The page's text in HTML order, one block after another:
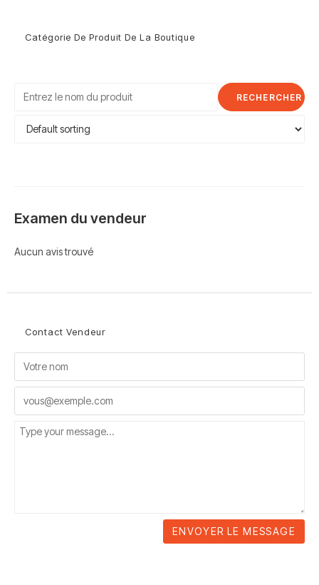
Catégorie De Produit De La Boutique
Examen du vendeur
Aucun avis trouvé
Contact Vendeur